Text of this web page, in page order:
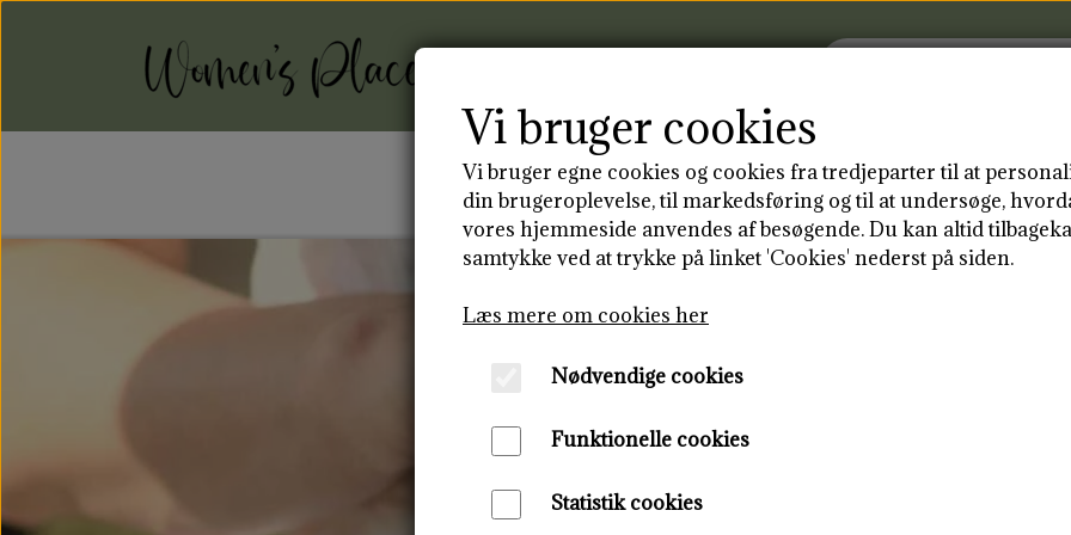
FORSIDE PRODUKTER
MENSTRUATIONSDISK STOFBIND
BLOG
Vi bruger cookies
Vi bruger egne cookies og cookies fra tredjeparter til at
din brugeroplevelse, til markedsføring og til at undersøge,
vores hjemmeside anvendes af besøgende. Du kan altid
samtykke ved at trykke på linket 'Cookies' nederst på siden.
Læs mere om cookies her
Nødvendige cookies
Funktionelle cookies
Statistik cookies